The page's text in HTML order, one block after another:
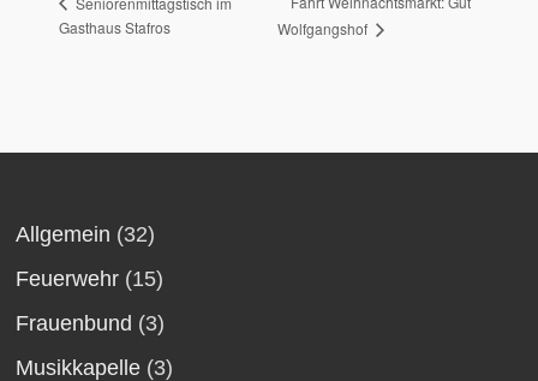
Gasthaus Stafros
Wolfgangshof
Allgemein (32)
Feuerwehr (15)
Frauenbund (3)
Musikkapelle (3)